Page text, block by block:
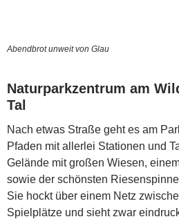
Abendbrot unweit von Glau
Naturparkzentrum am
Tal
Nach etwas Straße geht es am
Pfaden mit allerlei Stationen und
Gelände mit großen Wiesen,
sowie der schönsten
Sie hockt über einem Netz
Spielplätze und sieht zwar